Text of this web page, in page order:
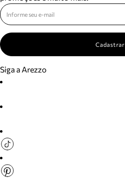
Cadastrar
Siga a Arezzo